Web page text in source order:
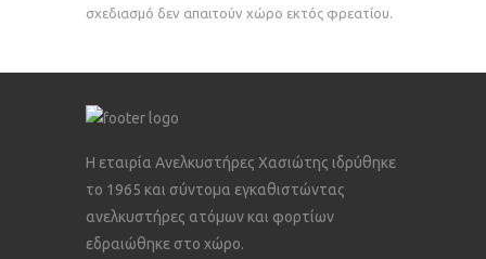
σχεδιασμό δεν απαιτούν χώρο εκτός φρεατίου.
Η εταιρία Ανελκυστήρες Χασιώτης ιδρύθηκε
το 1965 και σύντομα εγκαθιστώντας
ανελκυστήρες ατόμων και φορτίων
εδραιώθηκε στο χώρο.